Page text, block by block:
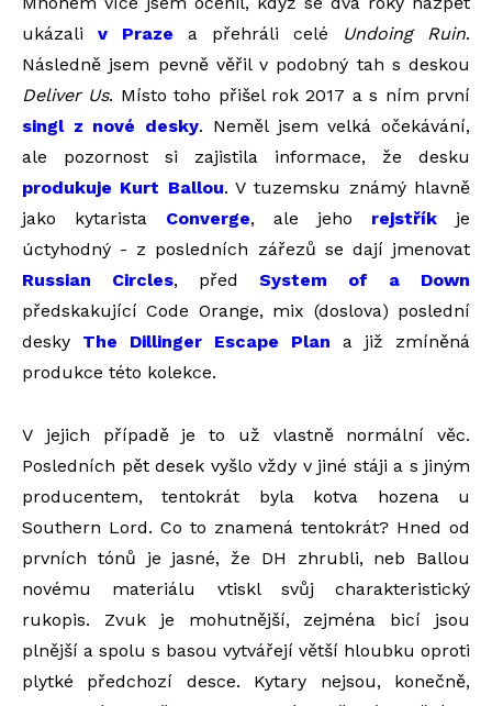
ukázali v Praze a přehráli celé Undoing Ruin.
Následně jsem pevně věřil v podobný tah s deskou
Deliver Us. Místo toho přišel rok 2017 a s ním první
singl z nové desky. Neměl jsem velká očekávání,
ale pozornost si zajistila informace, že desku
produkuje Kurt Ballou. V tuzemsku známý hlavně
jako kytarista Converge, ale jeho rejstřík je
úctyhodný - z posledních zářezů se dají jmenovat
Russian Circles, před System of a Down
předskakující Code Orange, mix (doslova) poslední
desky The Dillinger Escape Plan a již zmíněná
produkce této kolekce.
V jejich případě je to už vlastně normální věc.
Posledních pět desek vyšlo vždy v jiné stáji a s jiným
producentem, tentokrát byla kotva hozena u
Southern Lord. Co to znamená tentokrát? Hned od
prvních tónů je jasné, že DH zhrubli, neb Ballou
novému materiálu vtiskl svůj charakteristický
rukopis. Zvuk je mohutnější, zejména bicí jsou
plnější a spolu s basou vytvářejí větší hloubku oproti
plytké předchozí desce. Kytary nejsou, konečně,